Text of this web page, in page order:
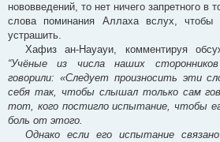
нововведений, то нет ничего запретного в
слова поминания Аллаха вслух,
устрашить.
Хафиз ан-Науауи, комментируя
“Учёные из числа наших
говорили: «Следует произносить эти
себя так, чтобы слышал только сам
тот, кого постигло испытание, чтобы
боль от этого.
Однако если его испытание